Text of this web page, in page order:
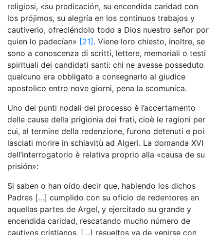
religiosi, «su predicación, su encendida caridad con
los prójimos, su alegría en los continuos trabajos y
cautiverio, ofreciéndolo todo a Dios nuestro señor por
quien lo padecían» [21] . Viene loro chiesto, inoltre, se
sono a conoscenza di scritti, lettere, memoriali o testi
spirituali dei candidati santi: chi ne avesse posseduto
qualcuno era obbligato a consegnarlo al giudice
apostolico entro nove giorni, pena la scomunica.
Uno dei punti nodali del processo è l’accertamento
delle cause della prigionia dei frati, cioè le ragioni per
cui, al termine della redenzione, furono detenuti e poi
lasciati morire in schiavitù ad Algeri. La domanda XVI
dell’interrogatorio è relativa proprio alla «causa de su
prisión»:
Si saben o han oído decir que, habiendo los dichos
Padres […] cumplido con su oficio de redentores en
aquellas partes de Argel, y ejercitado su grande y
encendida caridad, rescatando mucho número de
cautivos cristianos, […] resueltos ya de venirse con